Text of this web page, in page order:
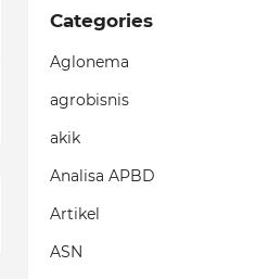
Categories
Aglonema
agrobisnis
akik
Analisa APBD
Artikel
ASN